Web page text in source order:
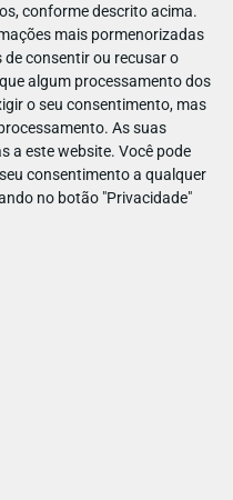
conforme descrito acima.
mais pormenorizadas
consentir ou recusar o
algum processamento dos
o seu consentimento, mas
As suas
a este website. Você pode
consentimento a qualquer
no botão "Privacidade"
QUEM